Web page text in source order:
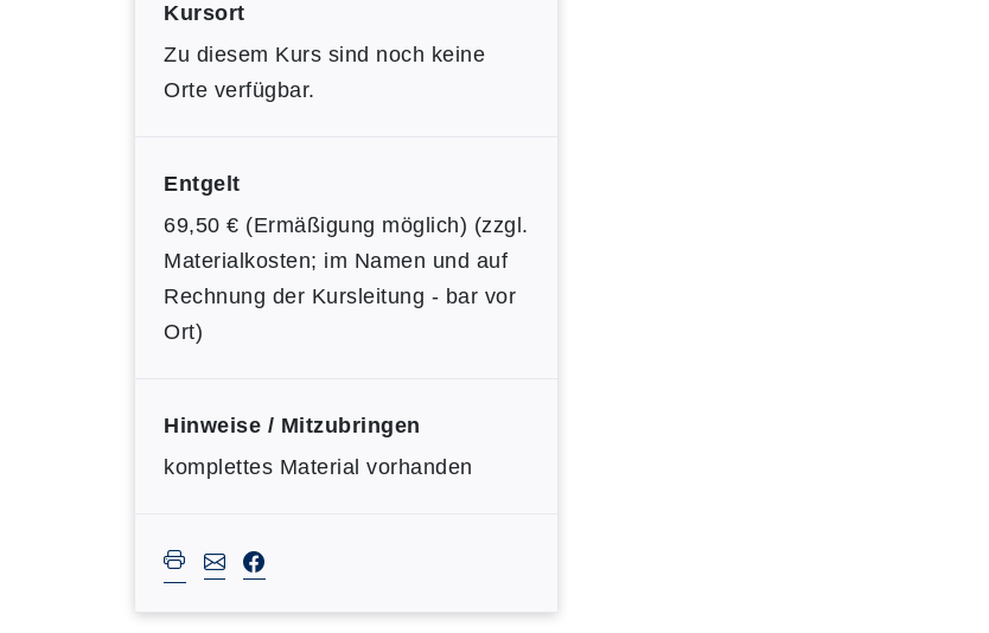
Kursort
Zu diesem Kurs sind noch keine
Orte verfügbar.
Entgelt
69,50 € (Ermäßigung möglich) (zzgl.
Materialkosten; im Namen und auf
Rechnung der Kursleitung - bar vor
Ort)
Hinweise / Mitzubringen
komplettes Material vorhanden